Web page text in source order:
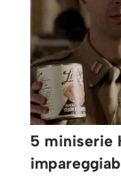
5 miniserie